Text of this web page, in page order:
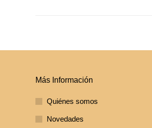
Más Información
Quiénes somos
Novedades